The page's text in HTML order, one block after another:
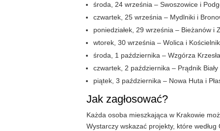
środa, 24 września – Swoszowice i
czwartek, 25 września – Mydlniki i
poniedziałek, 29 września – Bieżanów i
wtorek, 30 września – Wolica i
środa, 1 października – Wzgórza
czwartek, 2 października – Prądnik
piątek, 3 października – Nowa Huta i
Jak zagłosować?
Każda osoba mieszkająca w Krakowie
Wystarczy wskazać projekty, które